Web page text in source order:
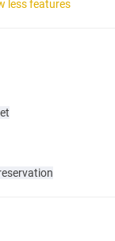
less features